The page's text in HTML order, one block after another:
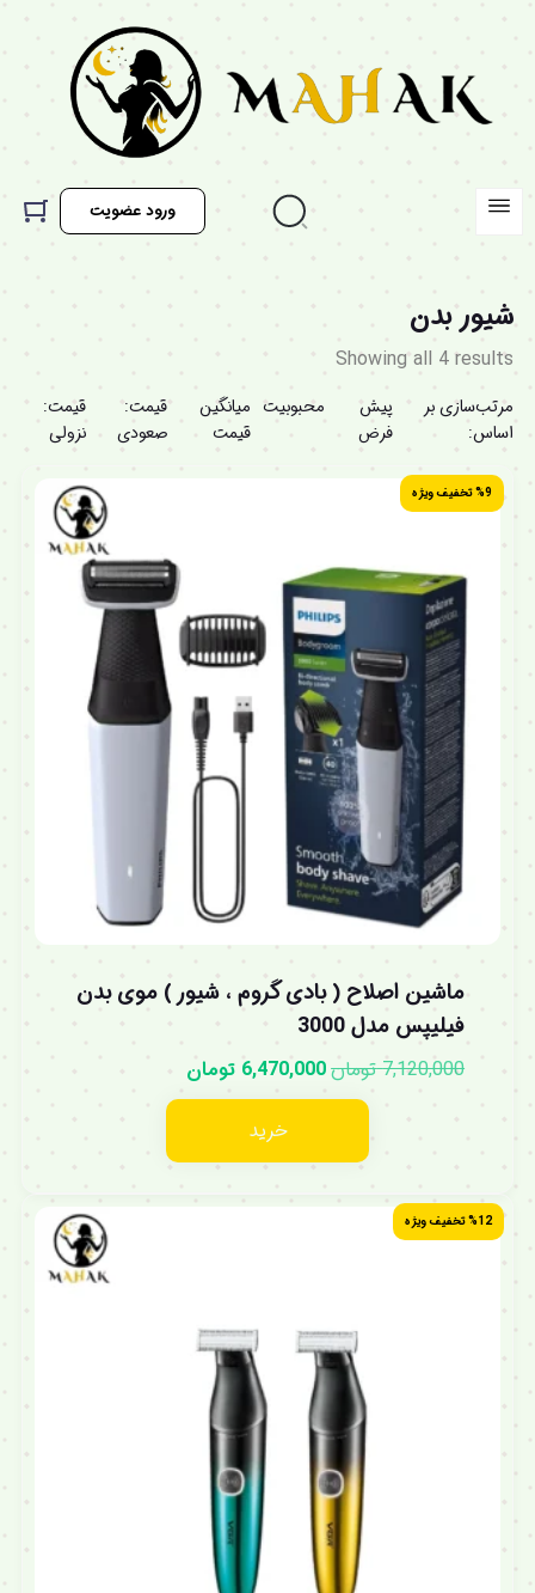
ورود عضویت
شیور بدن
Showing all 4 results
مرتب‌سازی بر
اساس:
پیش
فرض
محبوبیت میانگین
قیمت
قیمت:
صعودی
قیمت:
نزولی
%9 تخفیف ویژه
ماشین اصلاح ( بادی گروم ، شیور ) موی بدن
فیلیپس مدل 3000
7,120,000 تومان6,470,000 تومان
خرید
%12 تخفیف ویژه